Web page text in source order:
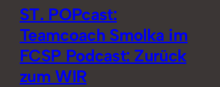
ST. POPcast:
Teamcoach Smolka im
FCSP Podcast: Zurück
zum WIR